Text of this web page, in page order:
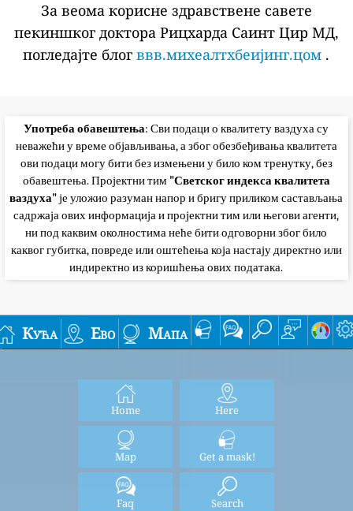
За веома корисне здравствене савете
пекиншког доктора Рицхарда Саинт Цир МД,
погледајте блогввв.михеалтхбеијинг.цом .
Употреба обавештења: Сви подаци о квалитету ваздуха су
неважећи у време објављивања, а због обезбеђивања квалитета
ови подаци могу бити без измењени у било ком тренутку, без
обавештења. Пројектни тим "Светског индекса квалитета
ваздуха"је уложио разуман напор и бригу приликом састављања
садржаја ових информација и пројектни тим или његови агенти,
ни под каквим околностима неће бити одговорни због било
каквог губитка, повреде или оштећења која настају директно или
индиректно из коришћења ових података.
Кућа Ево Мапа
Home Here
Map Get a mask!
Faq Search